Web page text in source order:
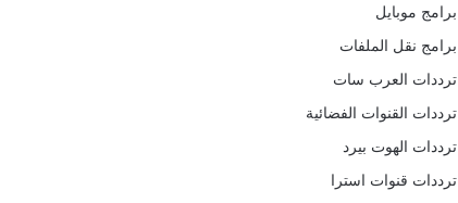
برامج موبايل
برامج نقل الملفات
ترددات العرب سات
ترددات القنوات الفضائية
ترددات الهوت بيرد
ترددات قنوات استرا